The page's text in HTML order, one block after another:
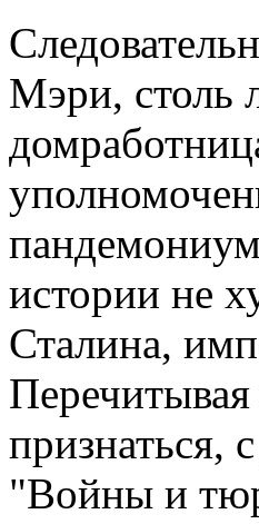
Мэри, столь
истории не
Сталина,
признаться,
"Войны и